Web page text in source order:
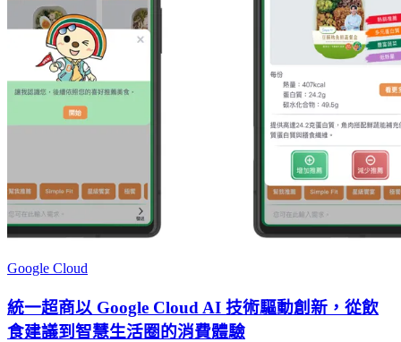
Google Cloud
統一超商以 Google Cloud AI 技術驅動創新，從飲
食建議到智慧生活圈的消費體驗